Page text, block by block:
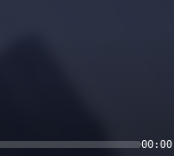
00:00